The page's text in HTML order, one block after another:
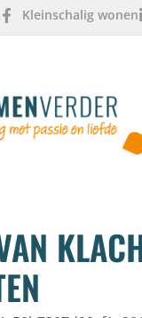
Kleinschalig wonen